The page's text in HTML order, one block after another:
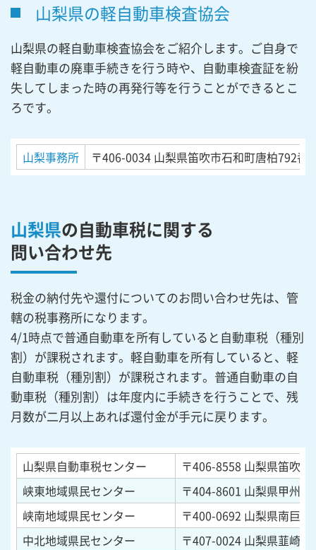
山梨県の軽自動車検査協会
山梨県の軽自動車検査協会をご紹介します。ご自身で
軽自動車の廃車手続きを行う時や、自動車検査証を紛
失してしまった時の再発行等を行うことができるとこ
ろです。
山梨事務所 〒406-0034 山梨県笛吹市石和町唐柏792番
山梨県の自動車税に関する
問い合わせ先
税金の納付先や還付についてのお問い合わせ先は、管
轄の税事務所になります。
4/1時点で普通自動車を所有していると自動車税（種別
割）が課税されます。軽自動車を所有していると、軽
自動車税（種別割）が課税されます。普通自動車の自
動車税（種別割）は年度内に手続きを行うことで、残
月数が二月以上あれば還付金が手元に戻ります。
山梨県自動車税センター 〒406-8558 山梨県笛吹
峡東地域県民センター
〒404-8601 山梨県甲州
峡南地域県民センター
〒400-0692 山梨県南巨
中北地域県民センター
〒407-0024 山梨県韮崎